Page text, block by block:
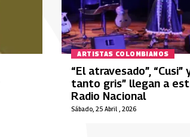
ARTISTAS COLOMBIANOS
Sábado, 25 Abril , 2026
“El atravesado”, “Cusi”
tanto gris” llegan a
Radio Nacional